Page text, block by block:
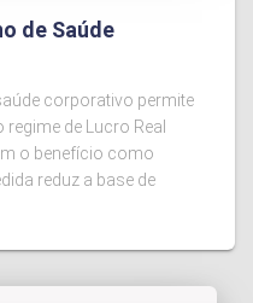
de Saúde
corporativo permite
de Lucro Real
o benefício como
reduz a base de